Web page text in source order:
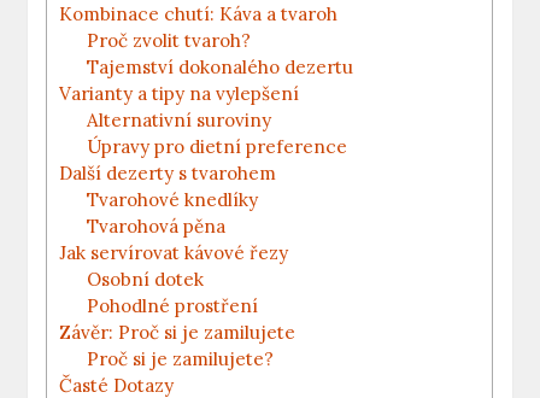
Kombinace chutí: Káva a tvaroh
Proč zvolit tvaroh?
Tajemství dokonalého dezertu
Varianty a tipy na vylepšení
Alternativní suroviny
Úpravy pro dietní preference
Další dezerty s tvarohem
Tvarohové knedlíky
Tvarohová pěna
Jak servírovat kávové řezy
Osobní dotek
Pohodlné prostření
Závěr: Proč si je zamilujete
Proč si je zamilujete?
Časté Dotazy